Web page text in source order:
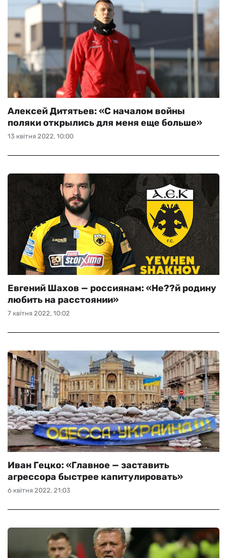
13 квітня 2022, 10:00
Алексей Дитятьев: «С началом войны
поляки открылись для меня еще больше»
7 квітня 2022, 10:02
Евгений Шахов — россиянам: «Не??й родину
любить на расстоянии»
6 квітня 2022, 21:03
Иван Гецко: «Главное — заставить
агрессора быстрее капитулировать»